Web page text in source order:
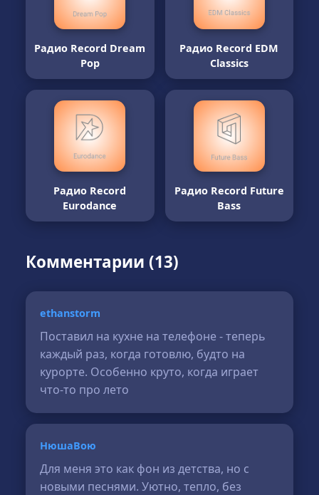
Радио Record Dream
Pop
Радио Record EDM
Classics
Радио Record
Eurodance
Радио Record Future
Bass
Комментарии (13)
ethanstorm
Поставил на кухне на телефоне - теперь
каждый раз, когда готовлю, будто на
курорте. Особенно круто, когда играет
что-то про лето
НюшаВою
Для меня это как фон из детства, но с
новыми песнями. Уютно, тепло, без